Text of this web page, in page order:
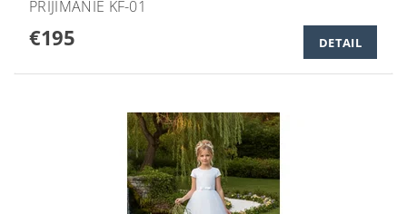
PRIJÍMANIE KF-01
€195 DETAIL